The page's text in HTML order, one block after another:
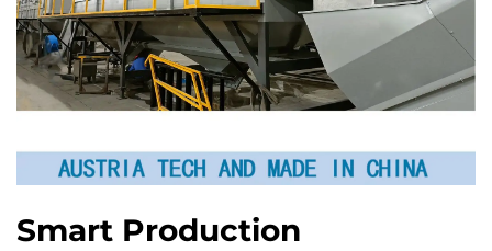
Smart Production